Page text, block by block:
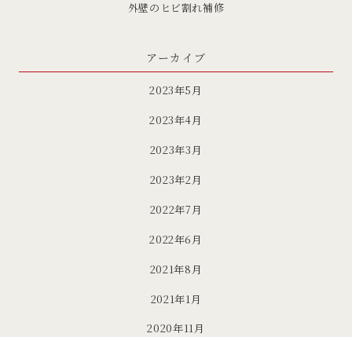
外壁のヒビ割れ補修
アーカイブ
2023年5月
2023年4月
2023年3月
2023年2月
2022年7月
2022年6月
2021年8月
2021年1月
2020年11月